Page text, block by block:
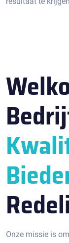
Onze missie is